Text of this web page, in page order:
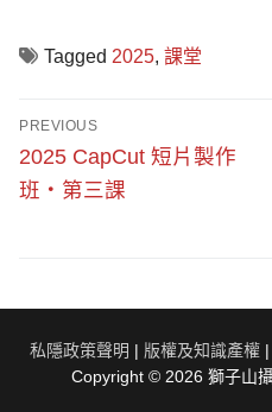
Tagged 2025, 課堂
文
章
導
PREVIOUS
Previous
post:
2025 CapCut 短片製作
班・第三課
私隱政策聲明 | 版權及知識產權 |
Copyright © 2026 獅子山